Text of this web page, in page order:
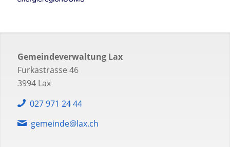
Gemeindeverwaltung Lax
Furkastrasse 46
3994 Lax
027 971 24 44
gemeinde@lax.ch